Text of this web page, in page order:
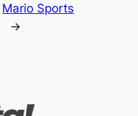
Mario Sports
→